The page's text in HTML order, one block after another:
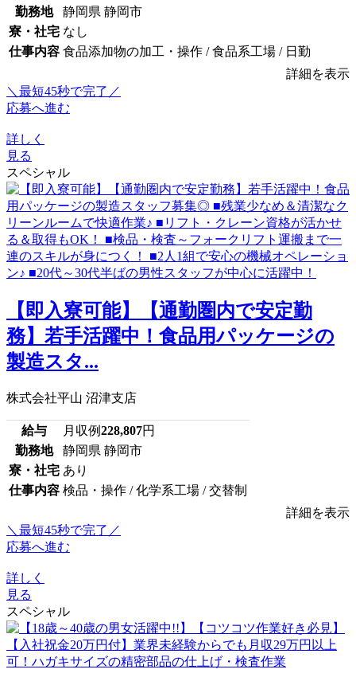
勤務地
静岡県 静岡市
寮・社宅 なし
仕事内容 食品添加物の加工・操作 / 食品系工場 / 日勤
詳細を表示
＼最短45秒で完了／
応募へ進む
詳しく
見る
スペシャル
【即入寮可能】【通勤圏内で安定勤
務】若手活躍中！食品用パッケージの
製造スタ...
株式会社平山 沼津支店
給与 月収例228,807円
勤務地
静岡県 静岡市
寮・社宅 あり
仕事内容 検品・操作 / 化学系工場 / 交替制
詳細を表示
＼最短45秒で完了／
応募へ進む
詳しく
見る
スペシャル